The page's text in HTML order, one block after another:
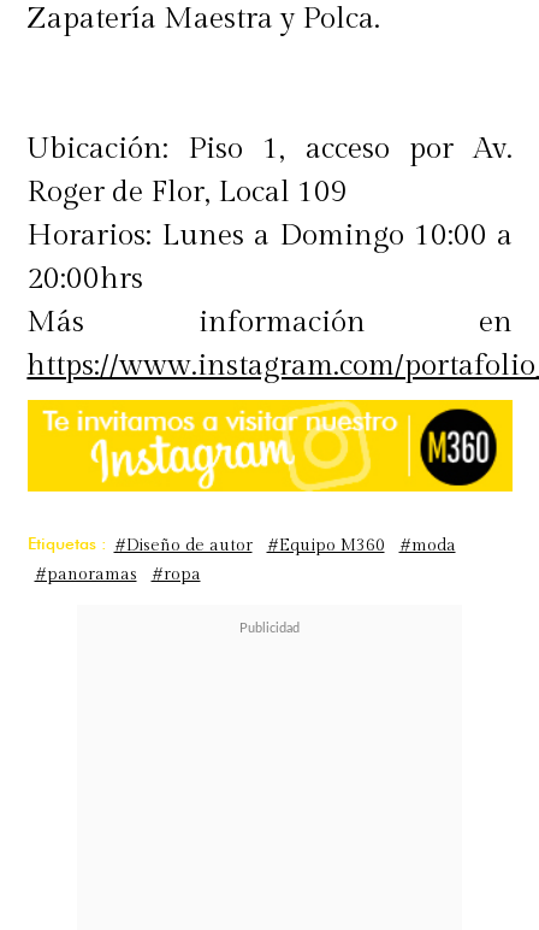
Zapatería Maestra y Polca.
Ubicación: Piso 1, acceso por Av.
Roger de Flor, Local 109
Horarios: Lunes a Domingo 10:00 a
20:00hrs
Más información en
https://www.instagram.com/
Etiquetas : #Diseño de autor #Equipo M360
#moda
#panoramas
#ropa